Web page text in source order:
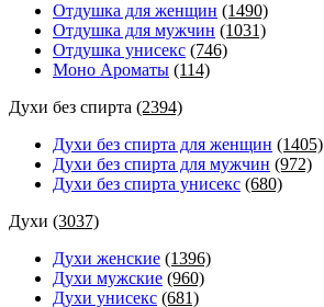
Отдушка для женщин (1490)
Отдушка для мужчин (1031)
Отдушка унисекс (746)
Моно Ароматы (114)
Духи без спирта (2394)
Духи без спирта для женщин (1405)
Духи без спирта для мужчин (972)
Духи без спирта унисекс (680)
Духи (3037)
Духи женские (1396)
Духи мужские (960)
Духи унисекс (681)